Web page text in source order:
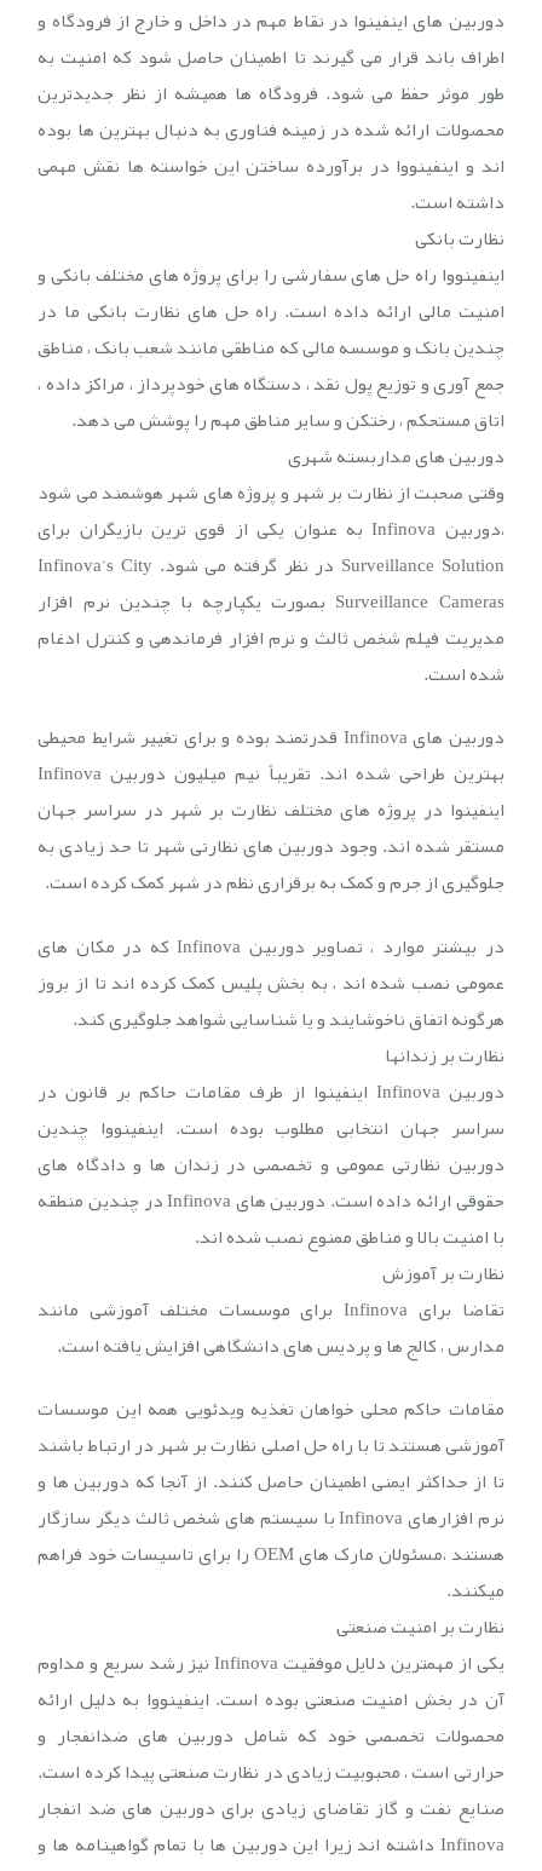
دوربین های اینفینوا در نقاط مهم در داخل و خارج از فرودگاه و
اطراف باند قرار می گیرند تا اطمینان حاصل شود که امنیت به
طور موثر حفظ می شود. فرودگاه ها همیشه از نظر جدیدترین
محصولات ارائه شده در زمینه فناوری به دنبال بهترین ها بوده
اند و اینفینووا در برآورده ساختن این خواسته ها نقش مهمی
داشته است.
نظارت بانکی
اینفینووا راه حل های سفارشی را برای پروژه های مختلف بانکی و
امنیت مالی ارائه داده است. راه حل های نظارت بانکی ما در
چندین بانک و موسسه مالی که مناطقی مانند شعب بانک ، مناطق
جمع آوری و توزیع پول نقد ، دستگاه های خودپرداز ، مراکز داده ،
اتاق مستحکم ، رختکن و سایر مناطق مهم را پوشش می دهد.
دوربین های مداربسته شهری
وقتی صحبت از نظارت بر شهر و پروژه های شهر هوشمند می شود
،دوربین Infinova به عنوان یکی از قوی ترین بازیگران برای
Surveillance Solution در نظر گرفته می شود. Infinova’s City
Surveillance Cameras بصورت یکپارچه با چندین نرم افزار
مدیریت فیلم شخص ثالث و نرم افزار فرماندهی و کنترل ادغام
شده است.
دوربین های Infinova قدرتمند بوده و برای تغییر شرایط محیطی
بهترین طراحی شده اند. تقریباً نیم میلیون دوربین Infinova
اینفینوا در پروژه های مختلف نظارت بر شهر در سراسر جهان
مستقر شده اند. وجود دوربین های نظارتی شهر تا حد زیادی به
جلوگیری از جرم و کمک به برقراری نظم در شهر کمک کرده است.
در بیشتر موارد ، تصاویر دوربین Infinova که در مکان های
عمومی نصب شده اند ، به بخش پلیس کمک کرده اند تا از بروز
هرگونه اتفاق ناخوشایند و یا شناسایی شواهد جلوگیری کند.
نظارت بر زندانها
دوربین Infinova اینفینوا از طرف مقامات حاکم بر قانون در
سراسر جهان انتخابی مطلوب بوده است. اینفینووا چندین
دوربین نظارتی عمومی و تخصصی در زندان ها و دادگاه های
حقوقی ارائه داده است. دوربین های Infinova در چندین منطقه
با امنیت بالا و مناطق ممنوع نصب شده اند.
نظارت بر آموزش
تقاضا برای Infinova برای موسسات مختلف آموزشی مانند
مدارس ، کالج ها و پردیس های دانشگاهی افزایش یافته است.
مقامات حاکم محلی خواهان تغذیه ویدئویی همه این موسسات
آموزشی هستند تا با راه حل اصلی نظارت بر شهر در ارتباط باشند
تا از حداکثر ایمنی اطمینان حاصل کنند. از آنجا که دوربین ها و
نرم افزارهای Infinova با سیستم های شخص ثالث دیگر سازگار
هستند ،مسئولان مارک های OEM را برای تاسیسات خود فراهم
میکنند.
نظارت بر امنیت صنعتی
یکی از مهمترین دلایل موفقیت Infinova نیز رشد سریع و مداوم
آن در بخش امنیت صنعتی بوده است. اینفینووا به دلیل ارائه
محصولات تخصصی خود که شامل دوربین های ضدانفجار و
حرارتی است ، محبوبیت زیادی در نظارت صنعتی پیدا کرده است.
صنایع نفت و گاز تقاضای زیادی برای دوربین های ضد انفجار
Infinova داشته اند زیرا این دوربین ها با تمام گواهینامه ها و